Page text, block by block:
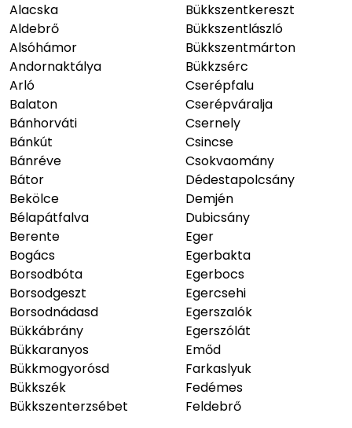
Alacska
Aldebrő
Alsóhámor
Andornaktálya
Arló
Balaton
Bánhorváti
Bánkút
Bánréve
Bátor
Bekölce
Bélapátfalva
Berente
Bogács
Borsodbóta
Borsodgeszt
Borsodnádasd
Bükkábrány
Bükkaranyos
Bükkmogyorósd
Bükkszék
Bükkszenterzsébet
Bükkszentkereszt
Bükkszentlászló
Bükkszentmárton
Bükkzsérc
Cserépfalu
Cserépváralja
Csernely
Csincse
Csokvaomány
Dédestapolcsány
Demjén
Dubicsány
Eger
Egerbakta
Egerbocs
Egercsehi
Egerszalók
Egerszólát
Emőd
Farkaslyuk
Fedémes
Feldebrő